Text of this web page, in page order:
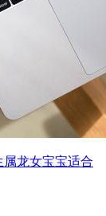
属龙女宝宝适合